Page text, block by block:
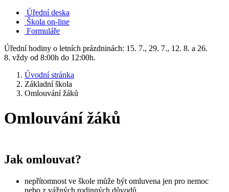
Úřední deska
Škola on-line
Formuláře
Úřední hodiny o letních prázdninách: 15. 7., 29. 7., 12. 8. a 26.
8. vždy od 8:00h do 12:00h.
Úvodní stránka
Základní škola
Omlouvání žáků
Omlouvání žáků
Jak omlouvat?
nepřítomnost ve škole může být omluvena jen pro nemoc
nebo z vážných rodinných důvodů